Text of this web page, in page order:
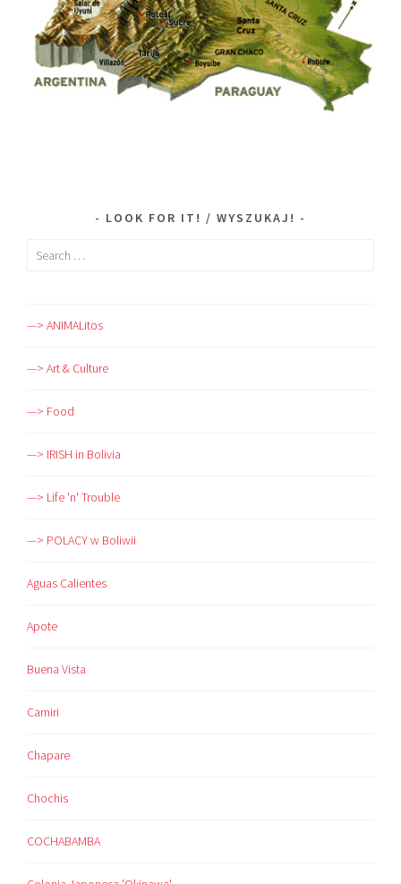
LOOK FOR IT! / WYSZUKAJ!
Search
—> ANIMALitos
—> Art & Culture
—> Food
—> IRISH in Bolivia
—> Life 'n' Trouble
—> POLACY w Boliwii
Aguas Calientes
Apote
Buena Vista
Camiri
Chapare
Chochis
COCHABAMBA